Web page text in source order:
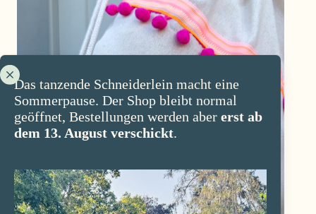
Das tanzende Schneiderlein macht eine
Sommerpause. Der Shop bleibt normal
geöffnet, Bestellungen werden aber erst ab
dem 13. August verschickt.